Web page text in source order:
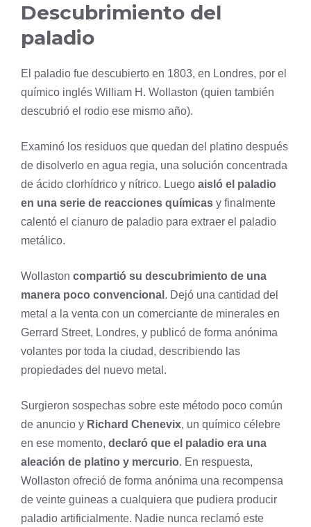
Descubrimiento del
paladio
El paladio fue descubierto en 1803, en Londres, por el
químico inglés William H. Wollaston (quien también
descubrió el rodio ese mismo año).
Examinó los residuos que quedan del platino después
de disolverlo en agua regia, una solución concentrada
de ácido clorhídrico y nítrico. Luego aisló el paladio
en una serie de reacciones químicas y finalmente
calentó el cianuro de paladio para extraer el paladio
metálico.
Wollaston compartió su descubrimiento de una
manera poco convencional . Dejó una cantidad del
metal a la venta con un comerciante de minerales en
Gerrard Street, Londres, y publicó de forma anónima
volantes por toda la ciudad, describiendo las
propiedades del nuevo metal.
Surgieron sospechas sobre este método poco común
de anuncio y Richard Chenevix, un químico célebre
en ese momento, declaró que el paladio era una
aleación de platino y mercurio. En respuesta,
Wollaston ofreció de forma anónima una recompensa
de veinte guineas a cualquiera que pudiera producir
paladio artificialmente. Nadie nunca reclamó este